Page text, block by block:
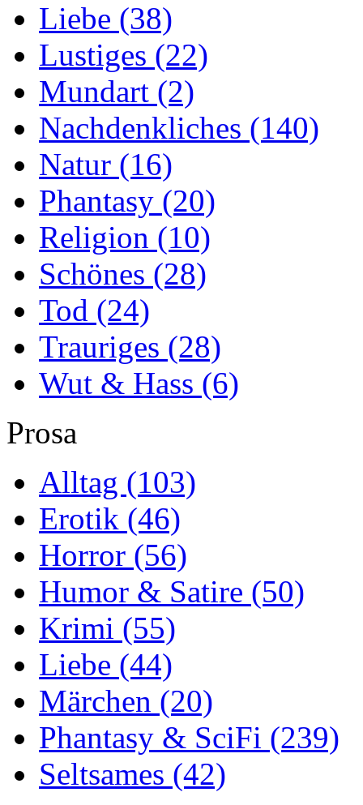
Liebe (38)
Lustiges (22)
Mundart (2)
Nachdenkliches (140)
Natur (16)
Phantasy (20)
Religion (10)
Schönes (28)
Tod (24)
Trauriges (28)
Wut & Hass (6)
Prosa
Alltag (103)
Erotik (46)
Horror (56)
Humor & Satire (50)
Krimi (55)
Liebe (44)
Märchen (20)
Phantasy & SciFi (239)
Seltsames (42)